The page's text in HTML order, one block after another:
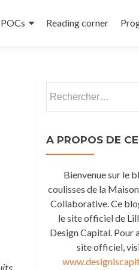
Reading corner
A PROPOS DE
Bienvenue sur le
coulisses de la
Collaborative. Ce
le site officiel de
Design Capital. Pour
site officiel,